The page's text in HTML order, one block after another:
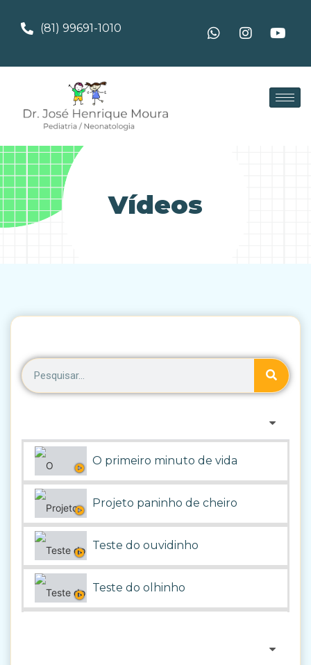
(81) 99691-1010
Vídeos
O primeiro minuto de vida
Projeto paninho de cheiro
Teste do ouvidinho
Teste do olhinho